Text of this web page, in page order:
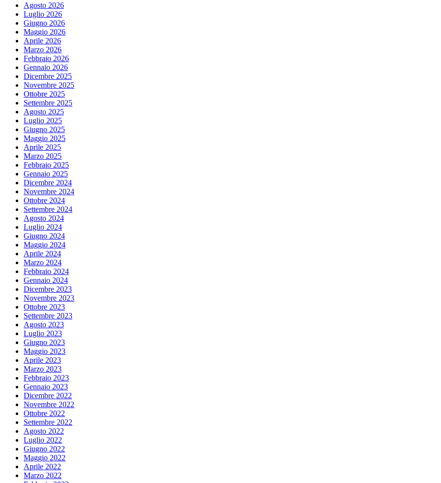
Agosto 2026
Luglio 2026
Giugno 2026
Maggio 2026
Aprile 2026
Marzo 2026
Febbraio 2026
Gennaio 2026
Dicembre 2025
Novembre 2025
Ottobre 2025
Settembre 2025
Agosto 2025
Luglio 2025
Giugno 2025
Maggio 2025
Aprile 2025
Marzo 2025
Febbraio 2025
Gennaio 2025
Dicembre 2024
Novembre 2024
Ottobre 2024
Settembre 2024
Agosto 2024
Luglio 2024
Giugno 2024
Maggio 2024
Aprile 2024
Marzo 2024
Febbraio 2024
Gennaio 2024
Dicembre 2023
Novembre 2023
Ottobre 2023
Settembre 2023
Agosto 2023
Luglio 2023
Giugno 2023
Maggio 2023
Aprile 2023
Marzo 2023
Febbraio 2023
Gennaio 2023
Dicembre 2022
Novembre 2022
Ottobre 2022
Settembre 2022
Agosto 2022
Luglio 2022
Giugno 2022
Maggio 2022
Aprile 2022
Marzo 2022